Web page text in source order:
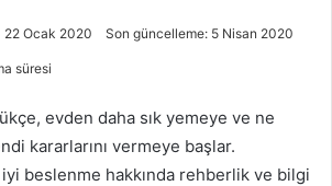
22 Ocak 2020 Son güncelleme: 5 Nisan 2020
süresi
evden daha sık yemeye ve ne
kararlarını vermeye başlar.
beslenme hakkında rehberlik ve bilgi